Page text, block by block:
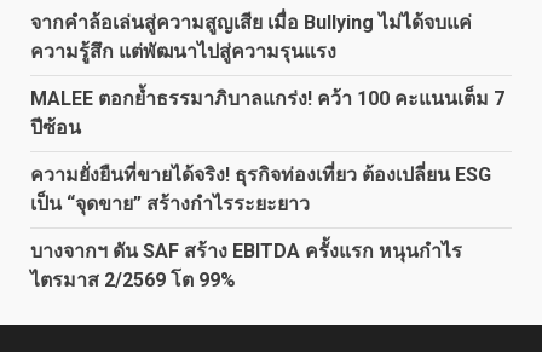
จากคำล้อเล่นสู่ความสูญเสีย เมื่อ Bullying ไม่ได้จบแค่
ความรู้สึก แต่พัฒนาไปสู่ความรุนแรง
MALEE ตอกย้ำธรรมาภิบาลแกร่ง! คว้า 100 คะแนนเต็ม 7
ปีซ้อน
ความยั่งยืนที่ขายได้จริง! ธุรกิจท่องเที่ยว ต้องเปลี่ยน ESG
เป็น “จุดขาย” สร้างกำไรระยะยาว
บางจากฯ ดัน SAF สร้าง EBITDA ครั้งแรก หนุนกำไร
ไตรมาส 2/2569 โต 99%